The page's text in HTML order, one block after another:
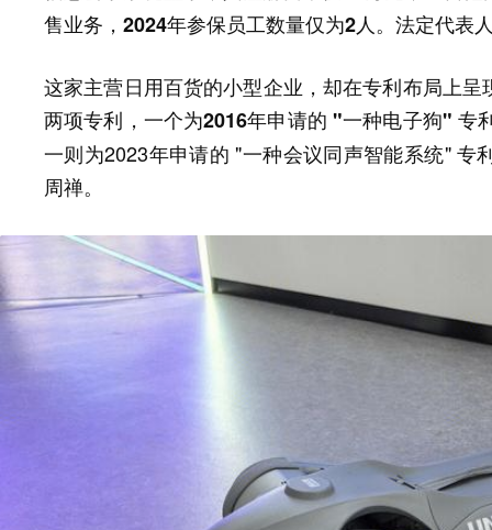
售业务，2024年参保员工数量仅为2人。法定代表
这家主营日用百货的小型企业，却在专利布局上
两项专利， 一个为2016年申请的 "一种电子狗" 专
一则为2023年申请的 "一种会议同声智能系统"
周禅。